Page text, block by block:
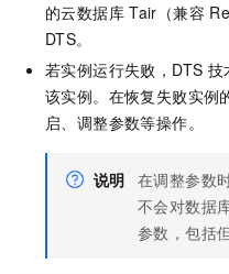
的云数据库 Tair（兼容
DTS。
若实例运行失败，DTS 技
该实例。在恢复失败实例
启、调整参数等操作。
说明 在调整参数
不会对数据
参数，包括